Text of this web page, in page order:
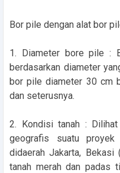
Bor pile dengan alat bor
1. Diameter bore pile :
berdasarkan diameter
bor pile diameter 30 cm
dan seterusnya.
2. Kondisi tanah :
geografis suatu
didaerah Jakarta, Bekasi
tanah merah dan padas